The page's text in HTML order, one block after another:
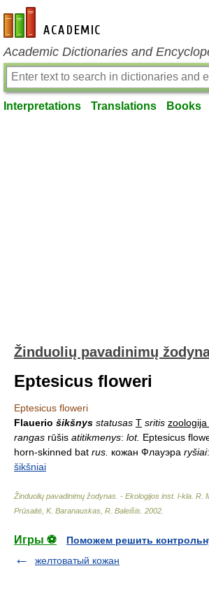
en-academic.com
Academic Dictionaries and
Interpretations Translations Books
Žinduolių pavadinimų
Eptesicus floweri
Eptesicus floweri
Flauerio šikšnys statusas T sritis
rangas rūšis atitikmenys: lot. Eptesicus
horn-skinned bat rus. кожан Флауэра ryšiai:
šikšniai
Žinduolių pavadinimų žodynas. - Ekologijos inst. l-kla R.
Prūsaitė, K. Baranauskas, R. Baleišis 2002
Игры ⚽
Поможем решить
желтоватый кожан